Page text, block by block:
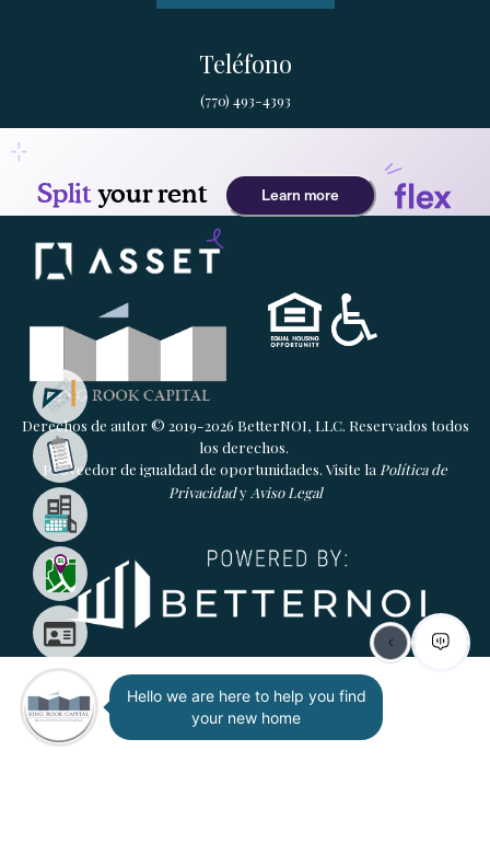
Teléfono
(770) 493-4393
Derechos de autor © 2019-2026 BetterNOI, LLC. Reservados todos
los derechos.
Proveedor de igualdad de oportunidades. Visite la Política de
PrivacidadyAviso Legal
Hello we are here to help you find
your new home